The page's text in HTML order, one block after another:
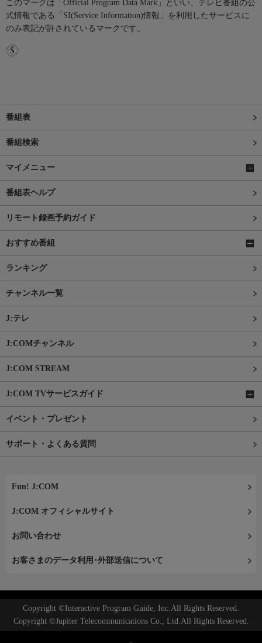
このマークは「Official Program Data Mark」といい、テレビ番組の公
式情報である「SI(Service Information)情報」を利用したサービスに
のみ表記が許されているマークです。
番組表
番組検索
マイメニュー
番組表ヘルプ
リモート録画予約ガイド
おすすめ番組
ランキング
チャンネル一覧
J:テレ
J:COMチャンネル
J:COM STREAM
J:COM TVサービスガイド
イベント・プレゼント
サポート・よくある質問
Fun! J:COM
J:COM オフィシャルサイト
お問い合わせ
お客さまのデータ利用･外部送信について
Copyright ©Interactive Program Guide, Inc.All Rights Reserved.
Copyright ©Jupiter Telecommunications Co., Ltd.All Rights Reserved.